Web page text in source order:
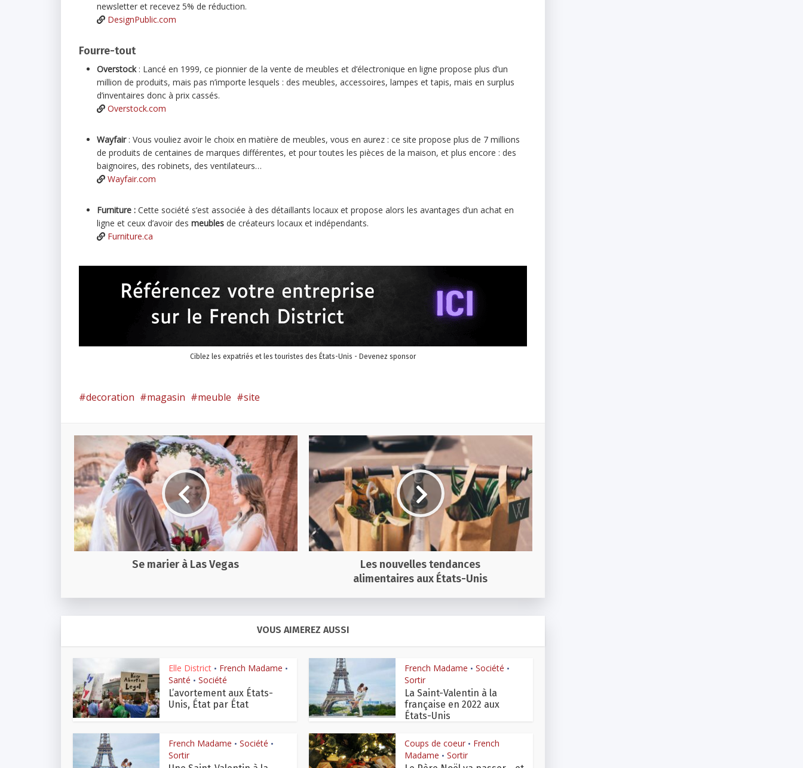
newsletter et recevez 5% de réduction.
DesignPublic.com
Fourre-tout
Overstock: Lancé en 1999, ce pionnier de la vente de meubles et d’électronique en ligne propose plus d’un
million de produits, mais pas n’importe lesquels : des meubles, accessoires, lampes et tapis, mais en surplus
d’inventaires donc à prix cassés.
Overstock.com
Wayfair: Vous vouliez avoir le choix en matière de meubles, vous en aurez : ce site propose plus de 7 millions
de produits de centaines de marques différentes, et pour toutes les pièces de la maison, et plus encore : des
baignoires, des robinets, des ventilateurs…
Wayfair.com
Furniture : Cette société s’est associée à des détaillants locaux et propose alors les avantages d’un achat en
ligne et ceux d’avoir des meubles de créateurs locaux et indépendants.
Furniture.ca
Ciblez les expatriés et les touristes des États-Unis - Devenez sponsor
decoration magasin meuble site
Se marier à Las Vegas
Les nouvelles tendances
alimentaires aux États-Unis
VOUS AIMEREZ AUSSI
Elle District • French Madame •
Santé • Société
L’avortement aux États-
Unis, État par État
French Madame • Société •
Sortir
La Saint-Valentin à la
française en 2022 aux
États-Unis
French Madame • Société •
Sortir
Coups de coeur • French
Madame • Sortir